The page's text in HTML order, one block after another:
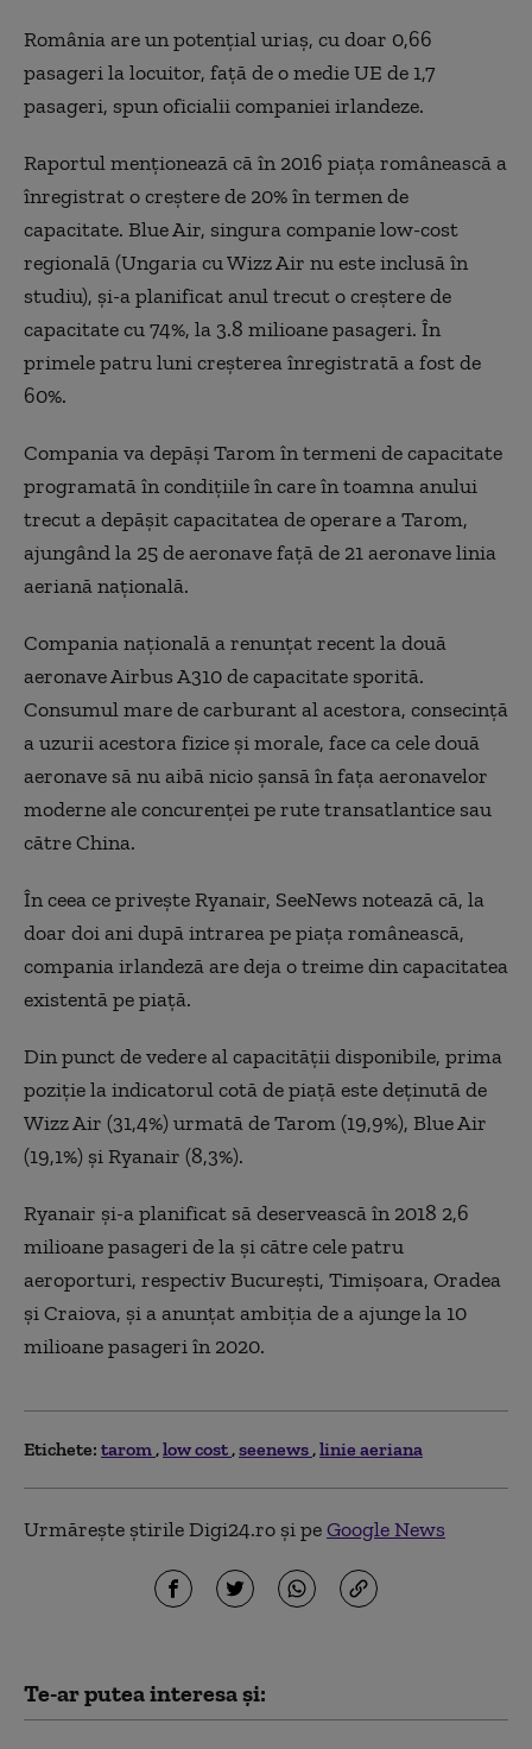
România are un potențial uriaș, cu doar 0,66
pasageri la locuitor, față de o medie UE de 1,7
pasageri, spun oficialii companiei irlandeze.
Raportul menționează că în 2016 piața românească a
înregistrat o creștere de 20% în termen de
capacitate. Blue Air, singura companie low-cost
regională (Ungaria cu Wizz Air nu este inclusă în
studiu), și-a planificat anul trecut o creștere de
capacitate cu 74%, la 3.8 milioane pasageri. În
primele patru luni creșterea înregistrată a fost de
60%.
Compania va depăși Tarom în termeni de capacitate
programată în condițiile în care în toamna anului
trecut a depășit capacitatea de operare a Tarom,
ajungând la 25 de aeronave față de 21 aeronave linia
aeriană națională.
Compania națională a renunțat recent la două
aeronave Airbus A310 de capacitate sporită.
Consumul mare de carburant al acestora, consecință
a uzurii acestora fizice și morale, face ca cele două
aeronave să nu aibă nicio șansă în fața aeronavelor
moderne ale concurenței pe rute transatlantice sau
către China.
În ceea ce privește Ryanair, SeeNews notează că, la
doar doi ani după intrarea pe piața românească,
compania irlandeză are deja o treime din capacitatea
existentă pe piață.
Din punct de vedere al capacității disponibile, prima
poziție la indicatorul cotă de piață este deținută de
Wizz Air (31,4%) urmată de Tarom (19,9%), Blue Air
(19,1%) și Ryanair (8,3%).
Ryanair și-a planificat să deservească în 2018 2,6
milioane pasageri de la și către cele patru
aeroporturi, respectiv București, Timișoara, Oradea
și Craiova, și a anunțat ambiția de a ajunge la 10
milioane pasageri în 2020.
Etichete: tarom low cost seenews linie aeriana
Urmărește știrile Digi24.ro și peGoogle News
Te-ar putea interesa și: